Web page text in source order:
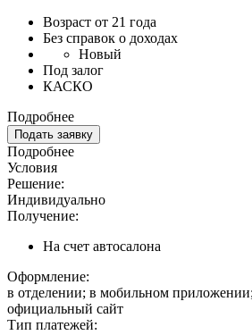
Возраст от 21 года
Без справок о доходах
Новый
Под залог
КАСКО
Подробнее
Подать заявку
Подробнее
Условия
Решение:
Индивидуально
Получение:
На счет автосалона
Оформление:
в отделении; в мобильном приложении;
официальный сайт
Тип платежей: